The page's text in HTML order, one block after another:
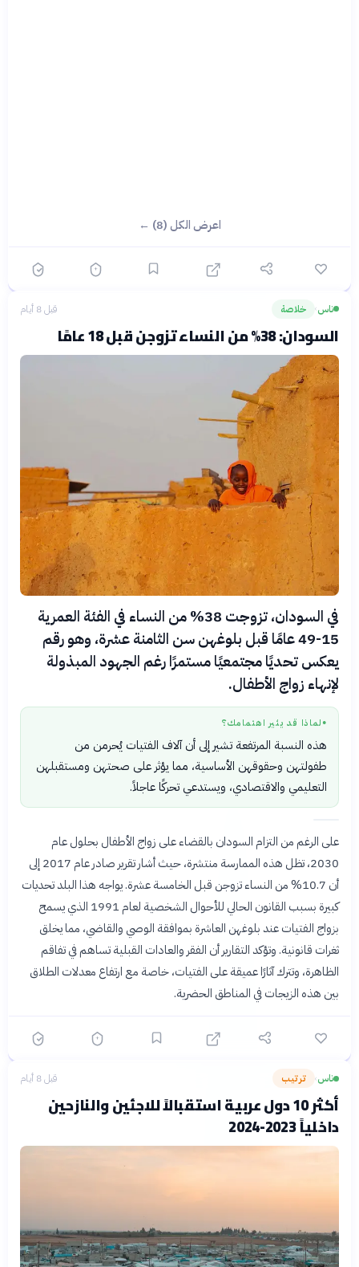
اعرض الكل (8) ←
ناس› خلاصة قبل 8 أيام
السودان: 38% من النساء تزوجن قبل 18 عامًا
في السودان، تزوجت 38% من النساء في الفئة العمرية
15-49 عامًا قبل بلوغهن سن الثامنة عشرة، وهو رقم
يعكس تحديًا مجتمعيًا مستمرًا رغم الجهود المبذولة
لإنهاء زواج الأطفال.
● لماذا قد يثير اهتمامك؟
هذه النسبة المرتفعة تشير إلى أن آلاف الفتيات يُحرمن من
طفولتهن وحقوقهن الأساسية، مما يؤثر على صحتهن ومستقبلهن
التعليمي والاقتصادي، ويستدعي تحركًا عاجلاً.
على الرغم من التزام السودان بالقضاء على زواج الأطفال بحلول عام
2030، تظل هذه الممارسة منتشرة، حيث أشار تقرير صادر عام 2017 إلى
أن 10.7% من النساء تزوجن قبل الخامسة عشرة. يواجه هذا البلد تحديات
كبيرة بسبب القانون الحالي للأحوال الشخصية لعام 1991 الذي يسمح
بزواج الفتيات عند بلوغهن العاشرة بموافقة الوصي والقاضي، مما يخلق
ثغرات قانونية. وتؤكد التقارير أن الفقر والعادات القبلية تساهم في تفاقم
الظاهرة، وتترك آثارًا عميقة على الفتيات، خاصة مع ارتفاع معدلات الطلاق
بين هذه الزيجات في المناطق الحضرية.
ناس› ترتيب قبل 8 أيام
أكثر 10 دول عربية استقبالاً للاجئين والنازحين
داخلياً 2023-2024